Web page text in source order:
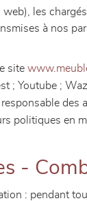
les
à nos
site
; Youtube ;
politiques en
-
: pendant